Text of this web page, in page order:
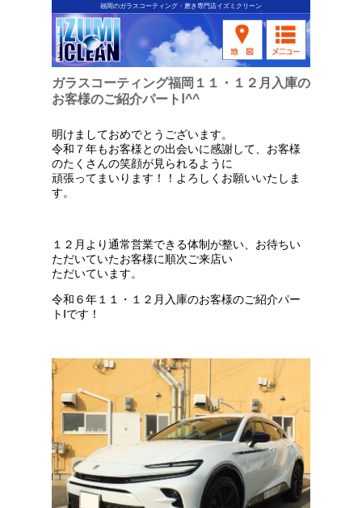
福岡のガラスコーティング・磨き専門店イズミクリーン
ガラスコーティング福岡１１・１２月入庫の
お客様のご紹介パートⅠ^^
明けましておめでとうございます。
令和７年もお客様との出会いに感謝して、お客様
のたくさんの笑顔が見られるように
頑張ってまいります！！よろしくお願いいたしま
す。
１２月より通常営業できる体制が整い、お待ちい
ただいていたお客様に順次ご来店い
ただいています。
令和６年１１・１２月入庫のお客様のご紹介パー
トⅠです！